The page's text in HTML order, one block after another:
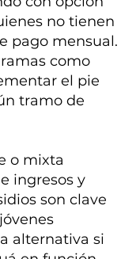
no tienen
pago mensual.
como
el pie
tramo de
o mixta
ingresos y
son clave
alternativa si